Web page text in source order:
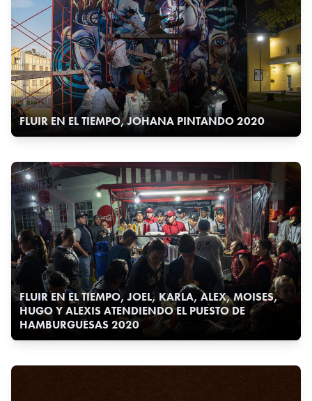
FLUIR EN EL TIEMPO, JOHANA PINTANDO 2020
FLUIR EN EL TIEMPO, JOEL, KARLA, ALEX, MOISES,
HUGO Y ALEXIS ATENDIENDO EL PUESTO DE
HAMBURGUESAS 2020